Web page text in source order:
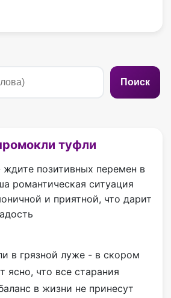
Поиск
туфли
позитивных перемен в
романтическая ситуация
и приятной, что дарит
в грязной луже - в скором
ясно, что все старания
в жизни не принесут